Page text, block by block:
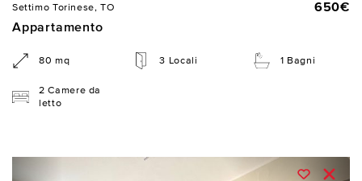
Settimo Torinese, TO
650€
Appartamento
80 mq 3 Locali 1 Bagni
2 Camere da
letto